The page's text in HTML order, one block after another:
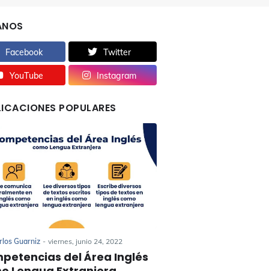
Facebook Twitter
YouTube Instagram
POPULARES
Guarniz - viernes, junio 24, 2022
del Área Inglés